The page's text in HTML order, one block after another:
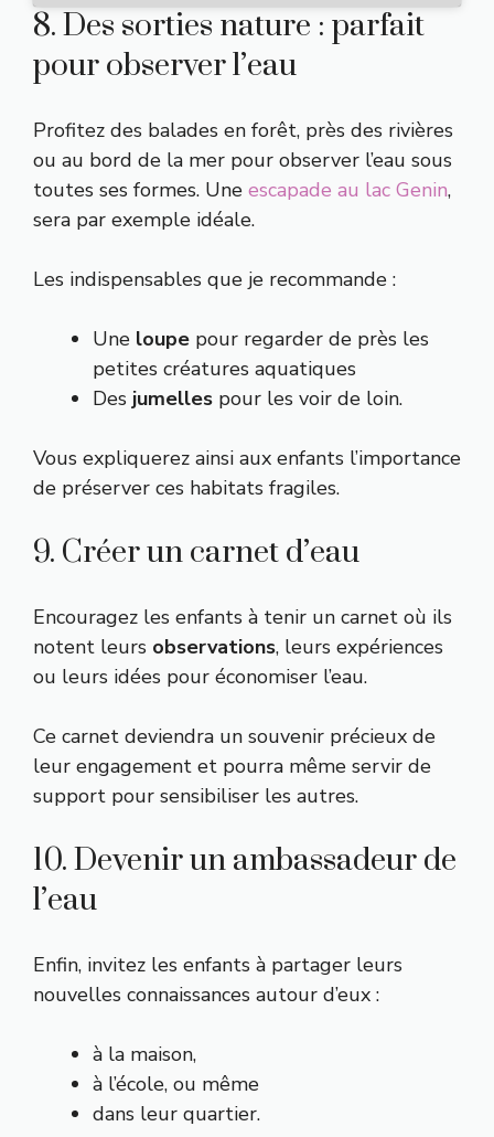
8. Des sorties nature : parfait
pour observer l’eau
Profitez des balades en forêt, près des rivières
ou au bord de la mer pour observer l’eau sous
toutes ses formes. Une escapade au lac Genin,
sera par exemple idéale.
Les indispensables que je recommande :
Une loupe pour regarder de près les
petites créatures aquatiques
Des jumelles pour les voir de loin.
Vous expliquerez ainsi aux enfants l’importance
de préserver ces habitats fragiles.
9. Créer un carnet d’eau
Encouragez les enfants à tenir un carnet où ils
notent leurs observations, leurs expériences
ou leurs idées pour économiser l’eau.
Ce carnet deviendra un souvenir précieux de
leur engagement et pourra même servir de
support pour sensibiliser les autres.
10. Devenir un ambassadeur de
l’eau
Enfin, invitez les enfants à partager leurs
nouvelles connaissances autour d’eux :
à la maison,
à l’école, ou même
dans leur quartier.